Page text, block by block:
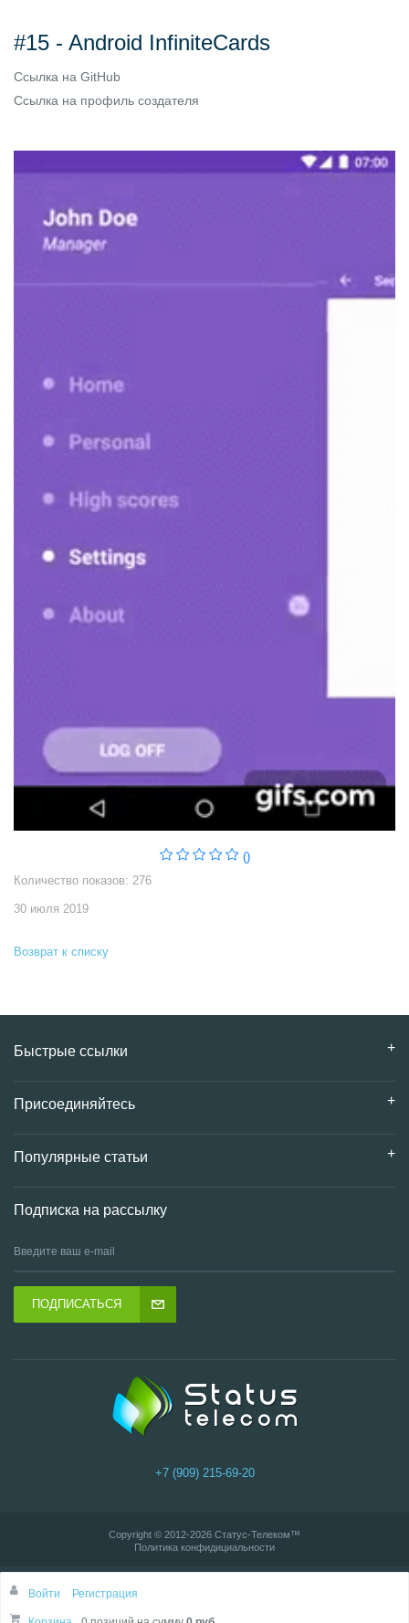
#15 - Android InfiniteCards
Ссылка на GitHub
Ссылка на профиль создателя
()
Количество показов: 276
30 июля 2019
Возврат к списку
Быстрые ссылки
Присоединяйтесь
Популярные статьи
Подписка на рассылку
ПОДПИСАТЬСЯ
+7 (909) 215-69-20
Copyright © 2012-2026 Статус-Телеком™
Политика конфидициальности
Войти Регистрация